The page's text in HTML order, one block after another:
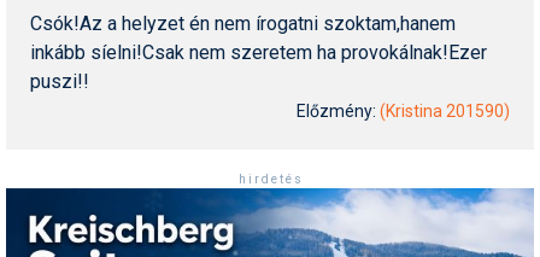
Kerékpár
Munkavállalás
Csók!Az a helyzet én nem írogatni szoktam,hanem
inkább síelni!Csak nem szeretem ha provokálnak!Ezer
puszi!!
Előzmény: (Kristina 201590)
h i r d e t é s